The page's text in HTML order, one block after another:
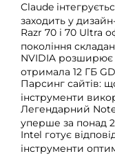
Claude
заходить у
Razr 70 і 70 Ultra
покоління
NVIDIA розширює
отримала 12 ГБ
Парсинг сайтів:
інструменти
Легендарний
уперше за понад
Intel готує
інструменти